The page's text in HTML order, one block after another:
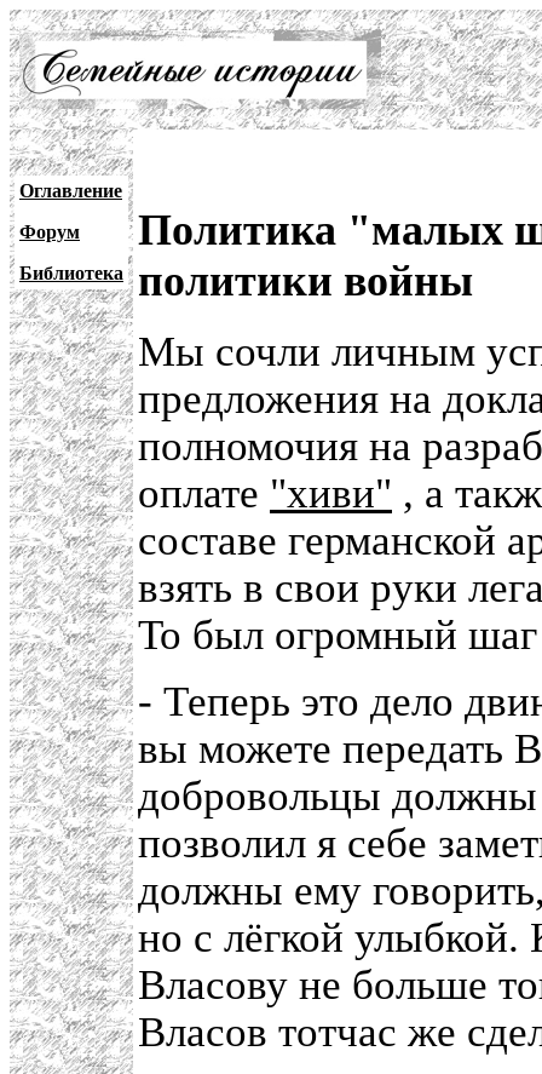
Оглавление
Форум
Библиотека
Политика "малых
политики войны
Мы сочли личным
предложения на
полномочия на
оплате "хиви" , а
составе германской
взять в свои руки
То был огромный шаг
- Теперь это дело
вы можете передать
добровольцы
позволил я себе
должны ему
но с лёгкой улыбкой.
Власову не больше
Власов тотчас же